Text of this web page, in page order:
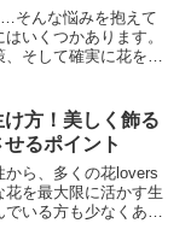
そんな悩みを抱えて
いくつかあります。
そして確実に花を咲
方！美しく飾る
るポイント
ら、多くの花lovers
を最大限に活かす生
いる方も少なくあり